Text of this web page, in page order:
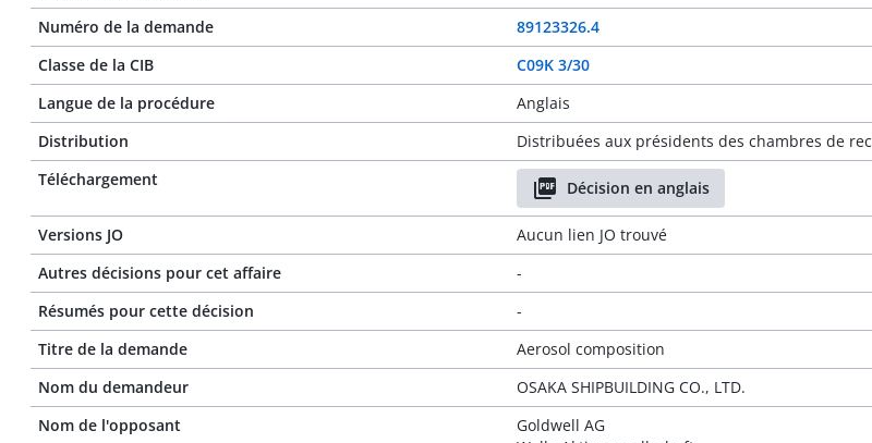
Numéro de la demande
89123326.4
Classe de la CIB
C09K 3/30
Langue de la procédure
Anglais
Distribution
Distribuées aux présidents des chambres de
Téléchargement
Décision en anglais
Versions JO
Aucun lien JO trouvé
Autres décisions pour cet affaire
-
Résumés pour cette décision
-
Titre de la demande
Aerosol composition
Nom du demandeur
OSAKA SHIPBUILDING CO., LTD.
Nom de l'opposant
Goldwell AG